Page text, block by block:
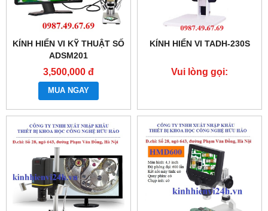
KÍNH HIỂN VI KỸ THUẬT SỐ
ADSM201
3,500,000 đ
MUA NGAY
KÍNH HIỂN VI TADH-230S
Vui lòng gọi: